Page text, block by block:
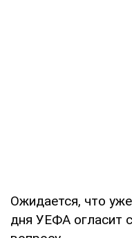
Ожидается, что
дня УЕФА огласит